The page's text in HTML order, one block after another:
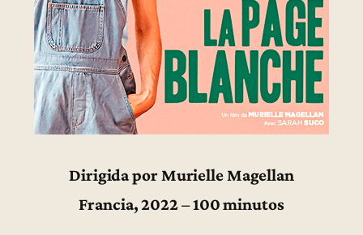
Dirigida por Murielle Magellan
Francia, 2022 – 100 minutos